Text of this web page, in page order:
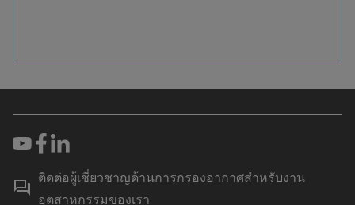
ติดต่อผู้เชี่ยวชาญด้านการกรองอากาศสำหรับงาน
อุตสาหกรรมของเรา